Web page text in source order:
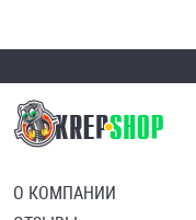
О КОМПАНИИ